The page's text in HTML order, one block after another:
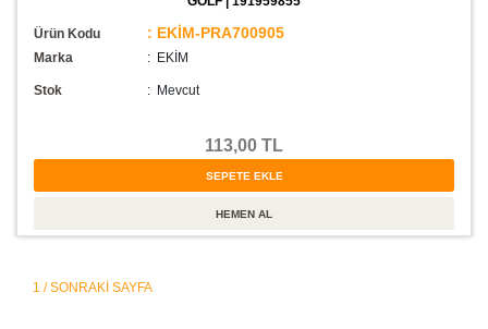
Ürün Kodu : EKİM-PRA700905
Marka : EKİM
Stok : Mevcut
113,00 TL
1 / SONRAKI SAYFA